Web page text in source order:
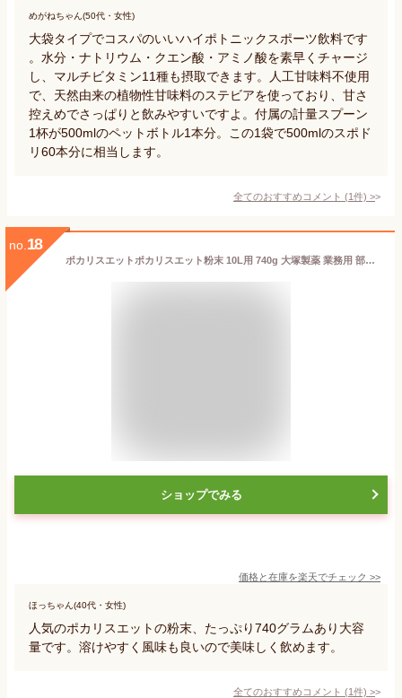
めがねちゃん(50代・女性)
大袋タイプでコスパのいいハイポトニックスポーツ飲料です
。水分・ナトリウム・クエン酸・アミノ酸を素早くチャージ
し、マルチビタミン11種も摂取できます。人工甘味料不使用
で、天然由来の植物性甘味料のステビアを使っており、甘さ
控えめでさっぱりと飲みやすいですよ。付属の計量スプーン
1杯が500mlのペットボトル1本分。この1袋で500mlのスポド
リ60本分に相当します。
全てのおすすめコメント (1件) >
no. 18
ポカリスエットポカリスエット粉末 10L用 740g 大塚製薬 業務用 部活 合宿 差し入れ 脱水に 熱中症 マラソン スポーツドリンク 粉末飲料 ポカリ粉末 大容量スポーツ飲料 ドリンク 飲み物 イオンサプライ
ショップでみる
価格と在庫を楽天でチェック >>
ほっちゃん(40代・女性)
人気のポカリスエットの粉末、たっぷり740グラムあり大容
量です。溶けやすく風味も良いので美味しく飲めます。
全てのおすすめコメント (1件) >